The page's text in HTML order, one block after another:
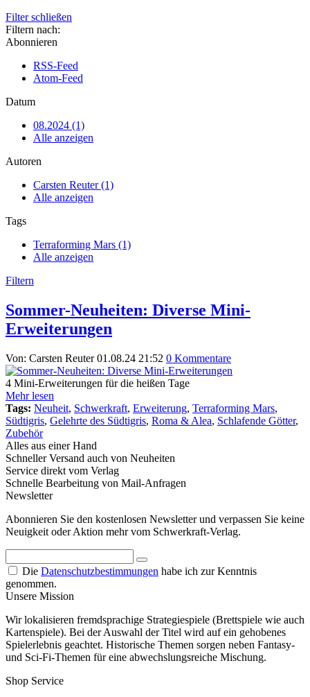
Filter schließen
Filtern nach:
Abonnieren
RSS-Feed
Atom-Feed
Datum
08.2024 (1)
Alle anzeigen
Autoren
Carsten Reuter (1)
Alle anzeigen
Tags
Terraforming Mars (1)
Alle anzeigen
Filtern
Sommer-Neuheiten: Diverse Mini-
Erweiterungen
Von: Carsten Reuter 01.08.24 21:52 0 Kommentare
4 Mini-Erweiterungen für die heißen Tage
Mehr lesen
Tags: Neuheit, Schwerkraft, Erweiterung, Terraforming Mars,
Südtigris, Gelehrte des Südtigris, Roma & Alea, Schlafende Götter,
Zubehör
Alles aus einer Hand
Schneller Versand auch von Neuheiten
Service direkt vom Verlag
Schnelle Bearbeitung von Mail-Anfragen
Newsletter
Abonnieren Sie den kostenlosen Newsletter und verpassen Sie keine
Neuigkeit oder Aktion mehr vom Schwerkraft-Verlag.
Die Datenschutzbestimmungen habe ich zur Kenntnis
genommen.
Unsere Mission
Wir lokalisieren fremdsprachige Strategiespiele (Brettspiele wie auch
Kartenspiele). Bei der Auswahl der Titel wird auf ein gehobenes
Spielerlebnis geachtet. Historische Themen sorgen neben Fantasy-
und Sci-Fi-Themen für eine abwechslungsreiche Mischung.
Shop Service